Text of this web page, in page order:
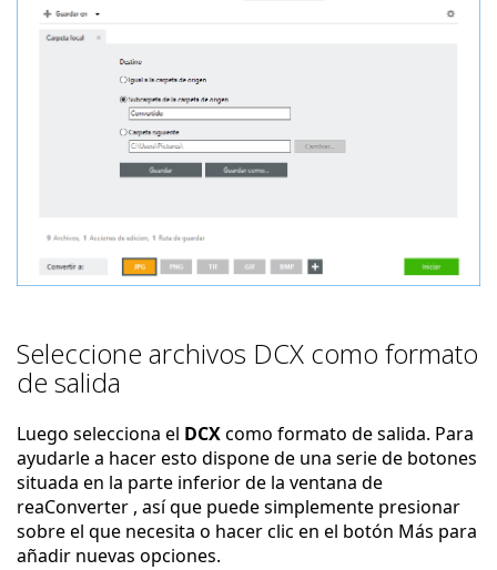
Seleccione archivos DCX como formato
de salida
Luego selecciona el DCXcomo formato de salida. Para
ayudarle a hacer esto dispone de una serie de botones
situada en la parte inferior de la ventana de
reaConverter , así que puede simplemente presionar
sobre el que necesita o hacer clic en el botón Más para
añadir nuevas opciones.